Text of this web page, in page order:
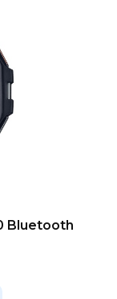
Bluetooth